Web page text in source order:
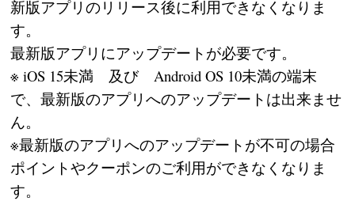
新版アプリのリリース後に利用できなくなりま
す。
最新版アプリにアップデートが必要です。
※ iOS 15未満 及び Android OS 10未満の端末
で、最新版のアプリへのアップデートは出来ませ
ん。
※最新版のアプリへのアップデートが不可の場合
ポイントやクーポンのご利用ができなくなりま
す。